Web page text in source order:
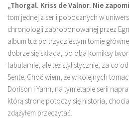
„Thorgal. Kriss de Valnor. Nie
tom jednej z serii pobocznych w
chronologii zaproponowanej przez
album tuż po trzydziestym tomie
dobrze się składa, bo oba komiksy
fabularnie, ale też stylistycznie, za co
Sente. Choć wiem, że w kolejnych
Dorison i Yann, na tym etapie serii
którą stronę potoczy się historia,
zdążyłem przeczytać.